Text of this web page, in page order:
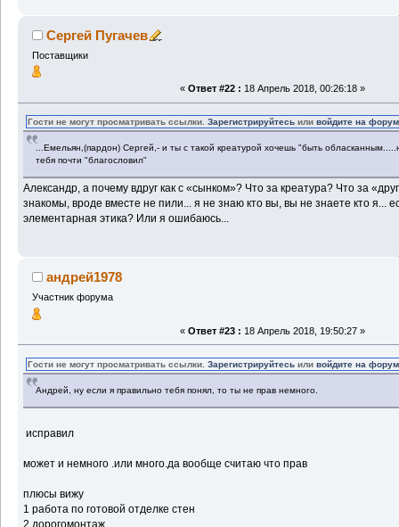
Сергей Пугачев
Поставщики
« Ответ #22 : 18 Апрель 2018, 00:26:18 »
Гости не могут просматривать ссылки.Зарегистрируйтесь иливойдите на форум
...Емельян,(пардон) Сергей,- и ты с такой креатурой хочешь "быть
тебя почти "благословил"
Александр, а почему вдруг как с «сынком»? Что за креатура? Что за
знакомы, вроде вместе не пили... я не знаю кто вы, вы не знаете кто я...
элементарная этика? Или я ошибаюсь...
андрей1978
Участник форума
« Ответ #23 : 18 Апрель 2018, 19:50:27 »
Гости не могут просматривать ссылки.Зарегистрируйтесь иливойдите на форум
Андрей, ну если я правильно тебя понял, то ты не прав немного.
исправил
может и немного .или много.да вообще считаю что прав
плюсы вижу
1 работа по готовой отделке стен
2 дорогомонтаж